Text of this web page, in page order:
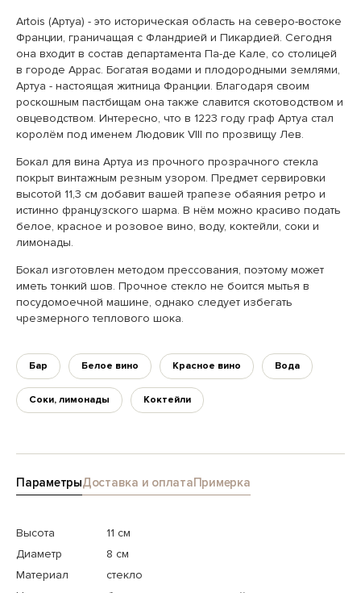
Artois (Артуа) - это историческая область на северо-востоке
Франции, граничащая с Фландрией и Пикардией. Сегодня
она входит в состав департамента Па-де Кале, со столицей
в городе Аррас. Богатая водами и плодородными землями,
Артуа - настоящая житница Франции. Благодаря своим
роскошным пастбищам она также славится скотоводством и
овцеводством. Интересно, что в 1223 году граф Артуа стал
королём под именем Людовик VIII по прозвищу Лев.
Бокал для вина Артуа из прочного прозрачного стекла
покрыт винтажным резным узором. Предмет сервировки
высотой 11,3 см добавит вашей трапезе обаяния ретро и
истинно французского шарма. В нём можно красиво подать
белое, красное и розовое вино, воду, коктейли, соки и
лимонады.
Бокал изготовлен методом прессования, поэтому может
иметь тонкий шов. Прочное стекло не боится мытья в
посудомоечной машине, однако следует избегать
чрезмерного теплового шока.
Бар Белое вино Красное вино Вода
Соки, лимонады Коктейли
ПараметрыДоставка и оплатаПримерка
Высота
11 см
Диаметр
8 см
Материал
стекло